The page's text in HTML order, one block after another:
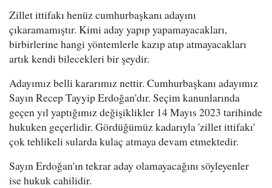
Zillet ittifakı henüz cumhurbaşkanı adayını
çıkaramamıştır. Kimi aday yapıp yapamayacakları,
birbirlerine hangi yöntemlerle kazıp atıp atmayacakları
artık kendi bilecekleri bir şeydir.
Adayımız belli kararımız nettir. Cumhurbaşkanı adayımız
Sayın Recep Tayyip Erdoğan'dır. Seçim kanunlarında
geçen yıl yaptığımız değişiklikler 14 Mayıs 2023 tarihinde
hukuken geçerlidir. Gördüğümüz kadarıyla 'zillet ittifakı'
çok tehlikeli sularda kulaç atmaya devam etmektedir.
Sayın Erdoğan'ın tekrar aday olamayacağını söyleyenler
ise hukuk cahilidir.